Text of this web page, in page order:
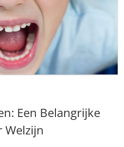
Een Belangrijke
Welzijn